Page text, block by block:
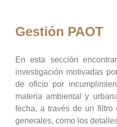
Gestión PAOT
En esta sección
investigación motivadas
de oficio por
materia ambiental y
fecha, a través de un filtro
generales, como los